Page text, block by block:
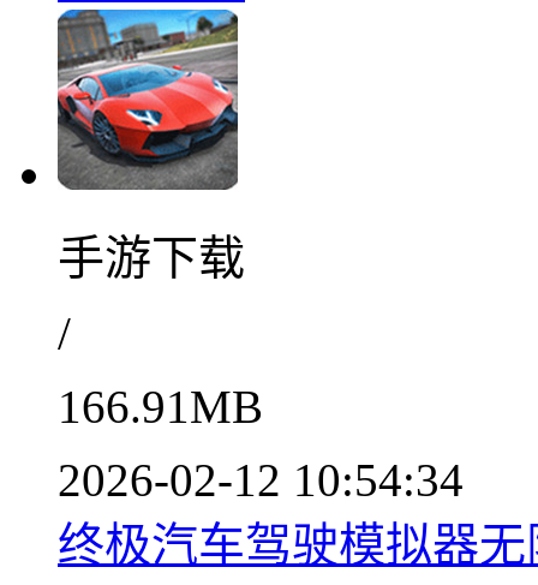
手游下载
/
166.91MB
2026-02-12 10:54:34
终极汽车驾驶模拟器